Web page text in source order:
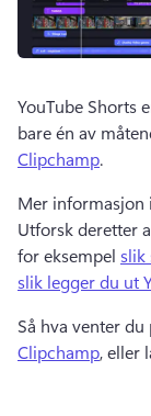
YouTube Shorts
bare én av
Clipchamp.
Utforsk deretter
for eksempel slik
slik legger du ut
Så hva venter du
Clipchamp, eller